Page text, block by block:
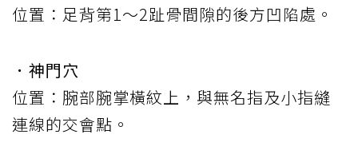
位置：足背第1～2趾骨間隙的後方凹陷處。
．神門穴
位置：腕部腕掌橫紋上，與無名指及小指縫
連線的交會點。